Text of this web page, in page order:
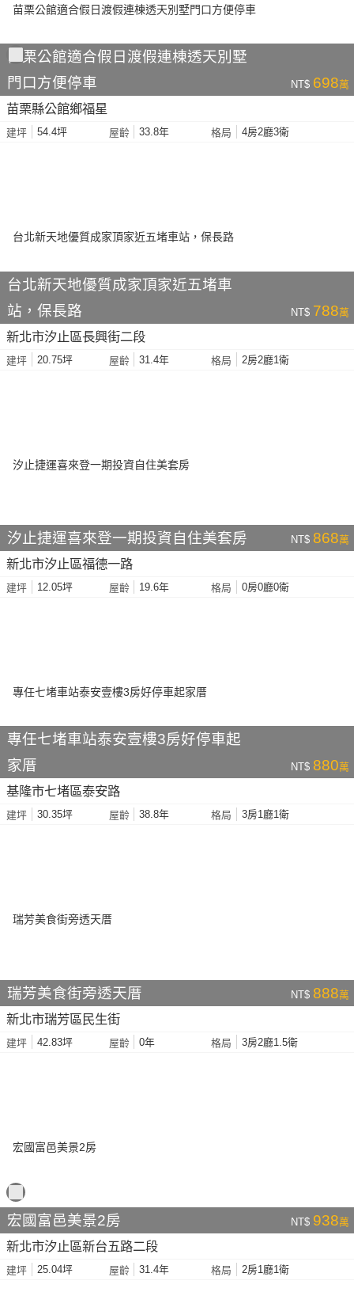
苗栗公館適合假日渡假連棟透天別墅
門口方便停車
NT$ 698萬
苗栗縣公館鄉福星
建坪 54.4坪 屋齡 33.8年 格局 4房2廳3衛
台北新天地優質成家頂家近五堵車
站，保長路
NT$ 788萬
新北市汐止區長興街二段
建坪 20.75坪 屋齡 31.4年 格局 2房2廳1衛
汐止捷運喜來登一期投資自住美套房 NT$ 868萬
新北市汐止區福德一路
建坪 12.05坪 屋齡 19.6年 格局 0房0廳0衛
專任七堵車站泰安壹樓3房好停車起
家厝
NT$ 880萬
基隆市七堵區泰安路
建坪 30.35坪 屋齡 38.8年 格局 3房1廳1衛
瑞芳美食街旁透天厝 NT$ 888萬
新北市瑞芳區民生街
建坪 42.83坪 屋齡 0年 格局 3房2廳1.5衛
宏國富邑美景2房 NT$ 938萬
新北市汐止區新台五路二段
建坪 25.04坪 屋齡 31.4年 格局 2房1廳1衛